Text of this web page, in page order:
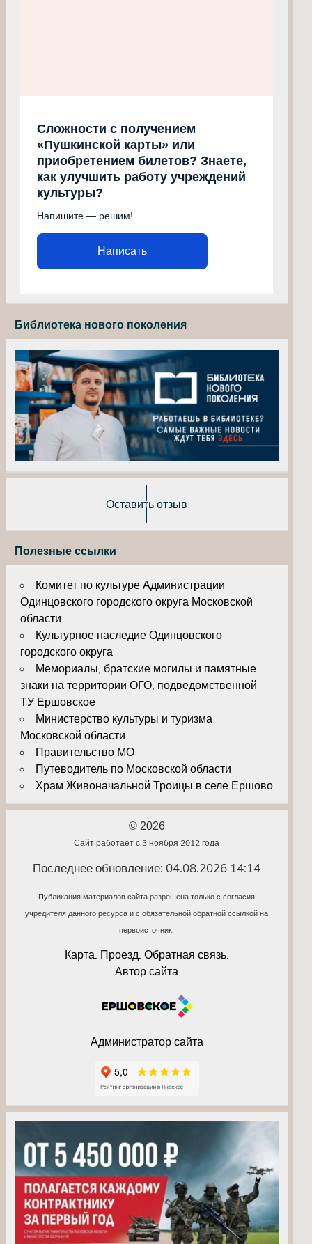
Сложности с получением
«Пушкинской карты» или
приобретением билетов? Знаете,
как улучшить работу учреждений
культуры?
Напишите — решим!
Написать
Библиотека нового поколения
Оставить отзыв
Полезные ссылки
Комитет по культуре Администрации
Одинцовского городского округа Московской
области
Культурное наследие Одинцовского
городского округа
Мемориалы, братские могилы и памятные
знаки на территории ОГО, подведомственной
ТУ Ершовское
Министерство культуры и туризма
Московской области
Правительство МО
Путеводитель по Московской области
Храм Живоначальной Троицы в селе Ершово
© 2026
Сайт работает с 3 ноября 2012 года
Последнее обновление: 04.08.2026 14:14
Публикация материалов сайта разрешена только с согласия
учредителя данного ресурса и с обязательной обратной ссылкой на
первоисточник.
Карта. Проезд. Обратная связь.
Автор сайта
Администратор сайта